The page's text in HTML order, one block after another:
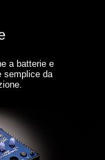
a batterie e
semplice da